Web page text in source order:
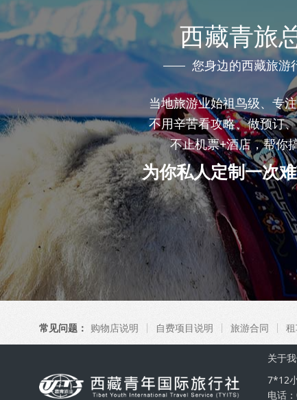
西藏青旅
您身边的西藏旅游
当地旅游业始祖鸟级、专
不用辛苦看攻略、做预订
不止机票+酒店，帮你
为你私人定制一次
常见问题： 购物店说明 自费项目说明 旅游合同
关于
7*12
电话